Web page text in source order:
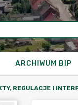
ARCHIWUM BIP
REGULACJE I